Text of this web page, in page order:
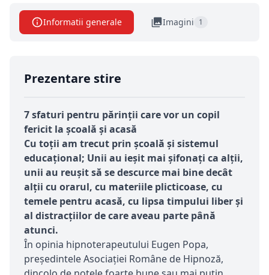
Informatii generale Imagini 1
Prezentare stire
7 sfaturi pentru părinții care vor un copil
fericit la școală și acasă
Cu toții am trecut prin școală și sistemul
educațional; Unii au ieșit mai șifonați ca alții,
unii au reușit să se descurce mai bine decât
alții cu orarul, cu materiile plicticoase, cu
temele pentru acasă, cu lipsa timpului liber și
al distracțiilor de care aveau parte până
atunci.
În opinia hipnoterapeutului Eugen Popa,
președintele Asociației Române de Hipnoză,